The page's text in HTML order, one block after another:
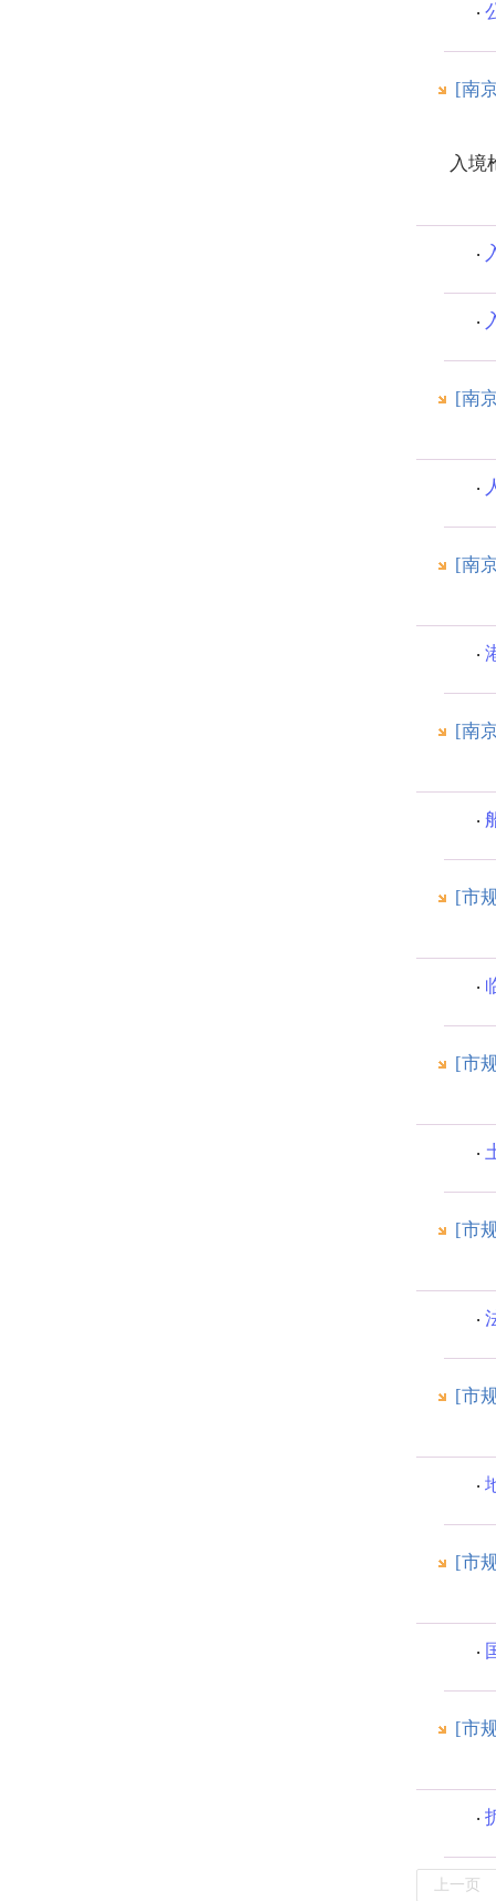
[南
入境
[南
[南
[南
[市
[市
[市
[市
[市
[市
上一页